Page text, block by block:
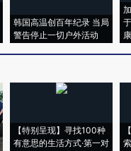
韩国高温创百年纪录 当局
警告停止一切户外活动
【特别呈现】寻找100种
有意思的生活方式·第一对